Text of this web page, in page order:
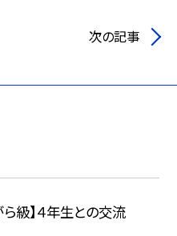
次の記事
ら級】４年生との交流